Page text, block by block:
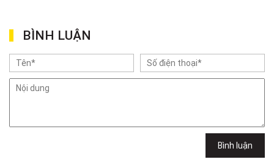
BÌNH LUẬN
Bình luận